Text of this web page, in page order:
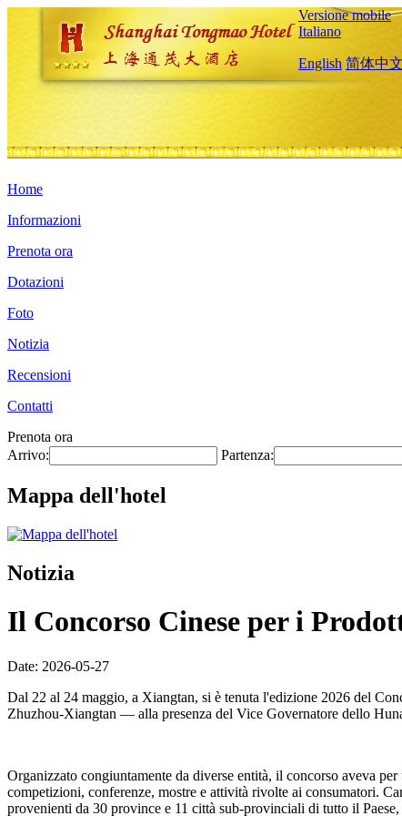
Versione mobile
Italiano
English 简体中文
Home
Informazioni
Prenota ora
Dotazioni
Foto
Notizia
Recensioni
Contatti
Prenota ora
Arrivo:
Partenza:
Mappa dell'hotel
Notizia
Il Concorso Cinese per i
Date: 2026-05-27
Dal 22 al 24 maggio, a Xiangtan, si è tenuta l'edizione 2026 del
Zhuzhou-Xiangtan — alla presenza del Vice Governatore dello
Organizzato congiuntamente da diverse entità, il concorso aveva
competizioni, conferenze, mostre e attività rivolte ai consumatori.
provenienti da 30 province e 11 città sub-provinciali di tutto il